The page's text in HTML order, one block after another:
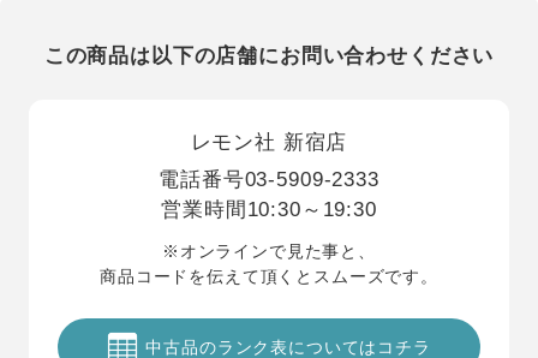
この商品は以下の店舗にお問い合わせください
レモン社 新宿店
電話番号03-5909-2333
営業時間 10:30～19:30
※オンラインで見た事と、
商品コードを伝えて頂くとスムーズです。
中古品のランク表についてはコチラ